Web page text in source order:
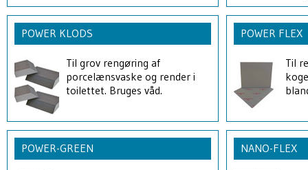
POWER KLODS
Til grov rengøring af
porcelænsvaske og render i
toilettet. Bruges våd.
POWER FLEX
Til
POWER-GREEN NANO-FLEX